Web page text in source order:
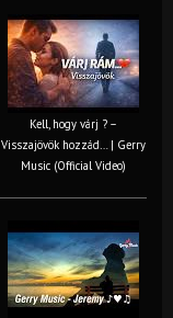
Kell, hogy várj ? –
Visszajövök hozzád… | Gerry
Music (Official Video)